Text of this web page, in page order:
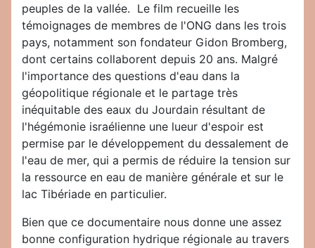
peuples de la vallée. Le film recueille les
témoignages de membres de l'ONG dans les trois
pays, notamment son fondateur Gidon Bromberg,
dont certains collaborent depuis 20 ans. Malgré
l'importance des questions d'eau dans la
géopolitique régionale et le partage très
inéquitable des eaux du Jourdain résultant de
l'hégémonie israélienne une lueur d'espoir est
permise par le développement du dessalement de
l'eau de mer, qui a permis de réduire la tension sur
la ressource en eau de manière générale et sur le
lac Tibériade en particulier.
Bien que ce documentaire nous donne une assez
bonne configuration hydrique régionale au travers